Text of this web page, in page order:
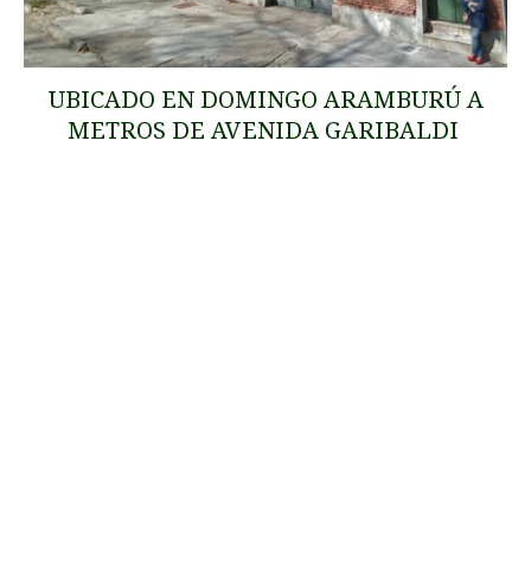
UBICADO EN DOMINGO ARAMBURÚ A
METROS DE AVENIDA GARIBALDI